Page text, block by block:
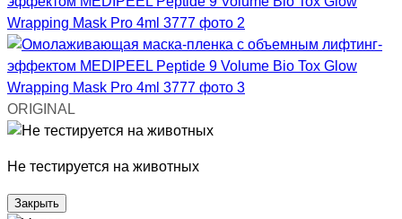
ORIGINAL
Не тестируется на животных
Закрыть